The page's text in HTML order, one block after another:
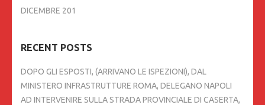
DICEMBRE 201
RECENT POSTS
DOPO GLI ESPOSTI, (ARRIVANO LE ISPEZIONI), DAL
MINISTERO INFRASTRUTTURE ROMA, DELEGANO NAPOLI
AD INTERVENIRE SULLA STRADA PROVINCIALE DI CASERTA,